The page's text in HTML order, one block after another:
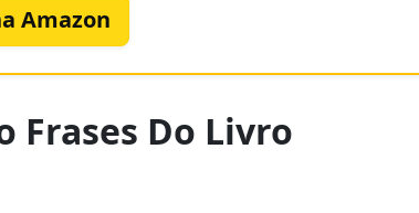
Amazon
Frases Do Livro